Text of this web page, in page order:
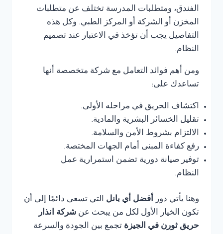
الفندق، ومتطلبات المدرسة تختلف عن متطلبات
المخزن أو الشركة أو المركز الطبي. وكل هذه
التفاصيل يجب أن تؤخذ في الاعتبار عند تصميم
النظام.
ومن أهم فوائد التعامل مع شركة متخصصة أنها
تساعدك على:
اكتشاف الحريق في مراحله الأولى.
تقليل الخسائر البشرية والمادية.
الالتزام بشروط الأمن والسلامة.
رفع كفاءة المبنى أمام الجهات المختصة.
توفير صيانة دورية تضمن استمرارية عمل
النظام.
وهنا يأتي دور أفضل أي بانل التي تسعى دائمًا إلى أن
تكون الخيار الأول لكل من يبحث عن شركة انذار
حريق ثورن في الجيزة تجمع بين الجودة والسرعة